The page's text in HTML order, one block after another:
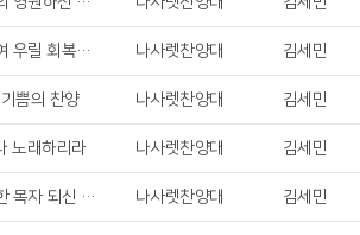
주여 우릴 회복시켜 주소서 나사렛찬양대 김세민
기쁨의 찬양 나사렛찬양대 김세민
노래하리라 나사렛찬양대 김세민
선한 목자 되신 우리 주 나사렛찬양대 김세민